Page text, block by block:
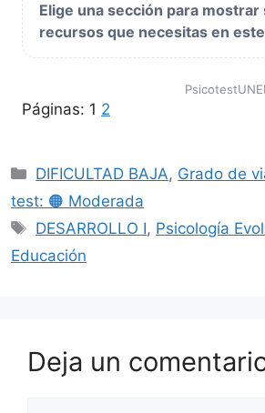
Elige una sección para mostrar
recursos que necesitas en
Páginas: 1 2
Categorías
DIFICULTAD BAJA, Grado de
test: 🟠 Moderada
Etiquetas
DESARROLLO I, Psicología
Educación
Deja un